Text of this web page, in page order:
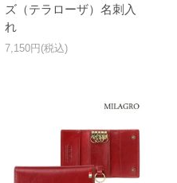
ズ（テラローザ）名刺入
れ
7,150円(税込)